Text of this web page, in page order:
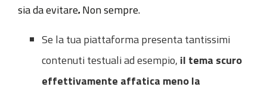
sia da evitare.Non sempre.
Se la tua piattaforma presenta tantissimi
contenuti testuali ad esempio, il tema scuro
effettivamente affatica meno la